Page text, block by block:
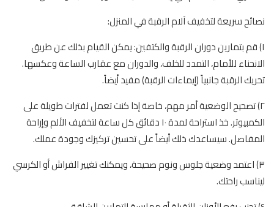
نصائح سريعة لتخفيف آلام الرقبة في المنزل:
١) قم بتمارين دوران الرقبة والكتفين: يمكن القيام بذلك عن طريق
الانحناء للأمام، التمدد للخلف، والدوران مع عقارب الساعة وعكسها.
تحريك الرقبة جانبياً (إيماءات الرقبة) مفيد أيضاً.
٢) تصحيح الوضعية أمر مهم، خاصة إذا كنت تعمل لفترات طويلة على
الكمبيوتر. خذ استراحة لمدة ١٠ دقائق كل ساعة لتخفيف الألم وإراحة
المفاصل. سيساعدك ذلك أيضاً على تحسين تركيزك وجودة عملك.
٣) اعتمد وضعية جلوس ونوم صحيحة، ويمكنك تغيير الفراش أو الكرسي
ليناسب راحتك.